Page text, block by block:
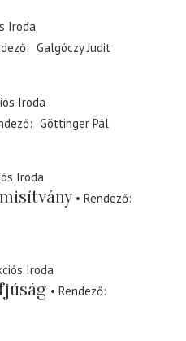
Iroda
Galgóczy Judit
Iroda
Göttinger Pál
Iroda
Rendező
Iroda
Rendező